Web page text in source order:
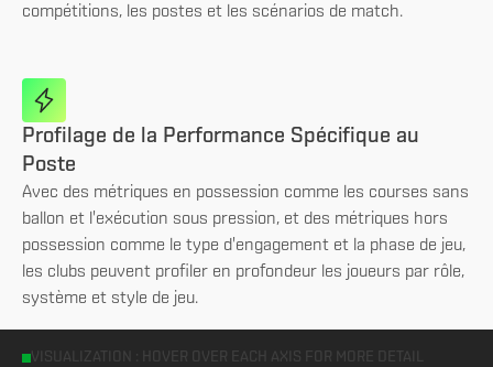
compétitions, les postes et les scénarios de match.
Profilage de la Performance Spécifique au
Poste
Avec des métriques en possession comme les courses sans
ballon et l'exécution sous pression, et des métriques hors
possession comme le type d'engagement et la phase de jeu,
les clubs peuvent profiler en profondeur les joueurs par rôle,
système et style de jeu.
VISUALIZATION : HOVER OVER EACH AXIS FOR MORE DETAIL